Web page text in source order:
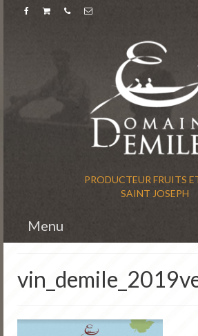
PRODUCTEUR FRUITS
SAINT JOSEPH
Menu
L’histoire
Nos vins